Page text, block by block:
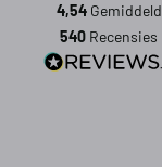
4,54 Gemiddeld
540 Recensies